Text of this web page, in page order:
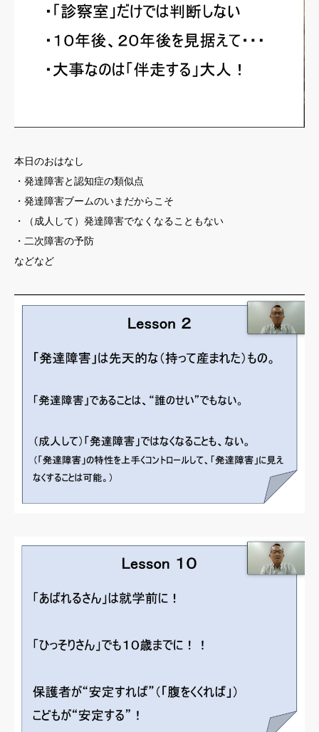
本日のおはなし
・発達障害と認知症の類似点
・発達障害ブームのいまだからこそ
・（成人して）発達障害でなくなることもない
・二次障害の予防
などなど